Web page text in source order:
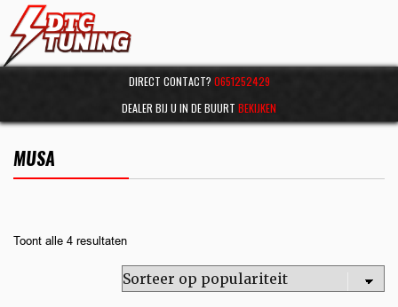
DIRECT CONTACT? 0651252429
DEALER BIJ U IN DE BUURT BEKIJKEN
MUSA
Toont alle 4 resultaten